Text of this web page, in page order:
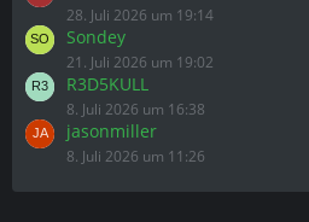
28. Juli 2026 um 19:14
Sondey
21. Juli 2026 um 19:02
R3D5KULL
8. Juli 2026 um 16:38
jasonmiller
8. Juli 2026 um 11:26